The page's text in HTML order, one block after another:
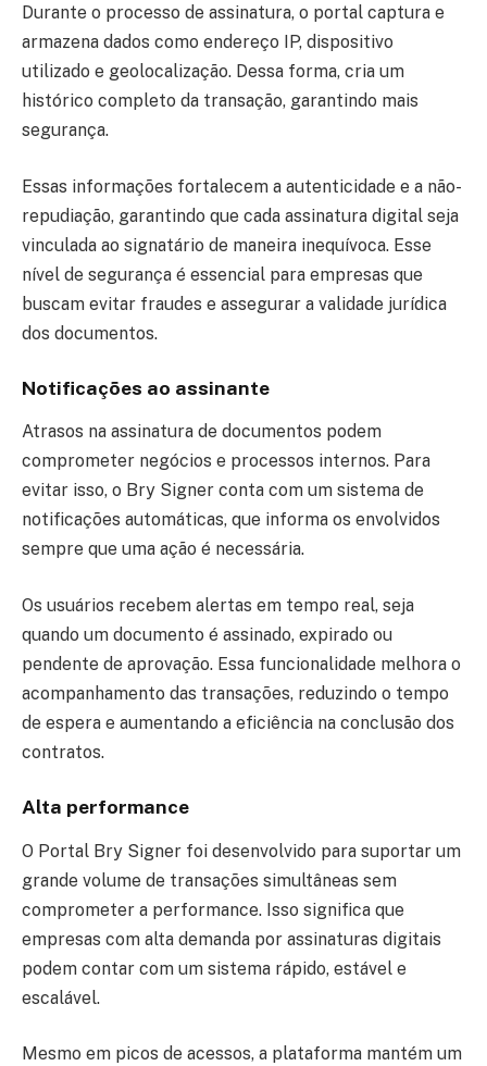
Durante o processo de assinatura, o portal captura e
armazena dados como endereço IP, dispositivo
utilizado e geolocalização. Dessa forma, cria um
histórico completo da transação, garantindo mais
segurança.
Essas informações fortalecem a autenticidade e a não-
repudiação, garantindo que cada assinatura digital seja
vinculada ao signatário de maneira inequívoca. Esse
nível de segurança é essencial para empresas que
buscam evitar fraudes e assegurar a validade jurídica
dos documentos.
Notificações ao assinante
Atrasos na assinatura de documentos podem
comprometer negócios e processos internos. Para
evitar isso, o Bry Signer conta com um sistema de
notificações automáticas, que informa os envolvidos
sempre que uma ação é necessária.
Os usuários recebem alertas em tempo real, seja
quando um documento é assinado, expirado ou
pendente de aprovação. Essa funcionalidade melhora o
acompanhamento das transações, reduzindo o tempo
de espera e aumentando a eficiência na conclusão dos
contratos.
Alta performance
O Portal Bry Signer foi desenvolvido para suportar um
grande volume de transações simultâneas sem
comprometer a performance. Isso significa que
empresas com alta demanda por assinaturas digitais
podem contar com um sistema rápido, estável e
escalável.
Mesmo em picos de acessos, a plataforma mantém um